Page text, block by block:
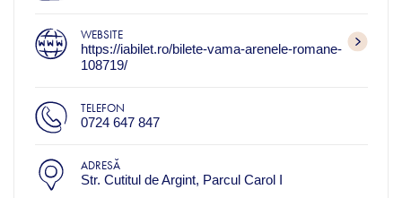
WEBSITE
https://iabilet.ro/bilete-vama-arenele-romane-
108719/
TELEFON
0724 647 847
ADRESĂ
Str. Cutitul de Argint, Parcul Carol I